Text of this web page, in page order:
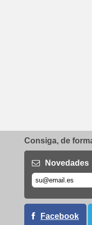
Consiga, de
Novedades
Facebook